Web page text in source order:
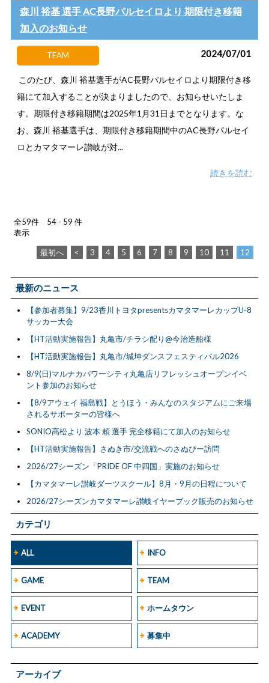
カテゴリ
ALL INFO
GAME TEAM
EVENT ホームタウン
ACADEMY 募集中
アーカイブ
森川 裕基 選手 AC長野パルセイロより 期限付き移籍
加入のお知らせ
TEAM 2024/07/01
このたび、森川 裕基選手がAC長野パルセイロより期限付き移
籍にて加入することが決まりましたので、お知らせいたしま
す。期限付き移籍期間は2025年1月31日までとなります。な
お、森川 裕基選手は、期限付き移籍期間中のAC長野パルセイ
ロとカマタマーレ讃岐が対...
続きを読む
全59件 54 - 59 件
表示
最初へ < 3 4 5 6 7 8 9 10 11 12
最新のニュース
【参加者募集】9/23香川トヨタpresentsカマタマーレカップU-8
サッカー大会
【HT活動実施報告】丸亀市/チラシ配り@今治造船様
【HT活動実施報告】丸亀市/城坤ダンスフェスティバル2026
8/9(日)マルナカパワーシティ丸亀店リフレッシュオープンイベ
ント参加のお知らせ
【8/9アウェイ 福島戦】とうほう・みんなのスタジアムにご来場
されるサポーターの皆様へ
SONIO高松より 波本 頼 選手 完全移籍にて加入のお知らせ
【HT活動実施報告】さぬき市/交流戦へのさぬぴー訪問
2026/27シーズン「PRIDE OF 中四国」実施のお知らせ
【カマタマーレ讃岐ダーツスクール】8月・9月の日程について
2026/27シーズンカマタマーレ讃岐イヤーブック販売のお知らせ